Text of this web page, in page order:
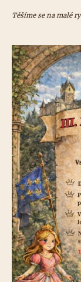
Těšíme se na malé